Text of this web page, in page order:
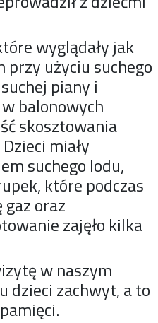
wyglądały jak
przy użyciu suchego
piany i
balonowych
skosztowania
miały
suchego lodu,
które podczas
oraz
zajęło kilka
w naszym
dzieci zachwyt, a to